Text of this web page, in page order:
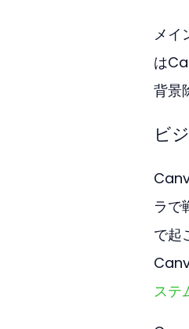
メイ
は
背景
ビ
ラで
で起
ステ